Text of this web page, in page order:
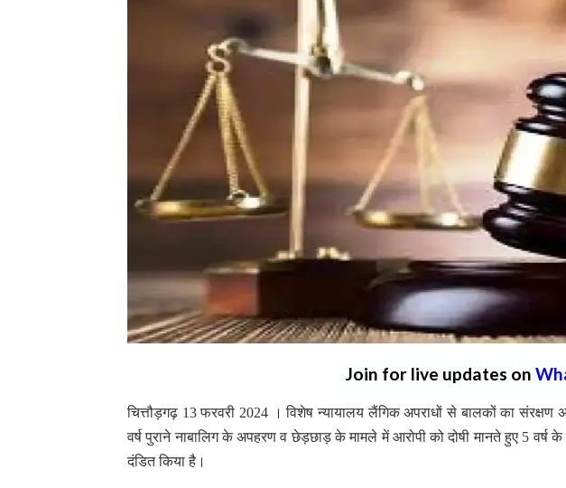
Join for live updates on
चित्तौड़गढ़ 13 फरवरी 2024 । विशेष न्यायालय लैंगिक अपराधों से बालकों का संरक्षण
वर्ष पुराने नाबालिग के अपहरण व छेड़छाड़ के मामले में आरोपी को दोषी मानते हुए 5
दंडित किया है।